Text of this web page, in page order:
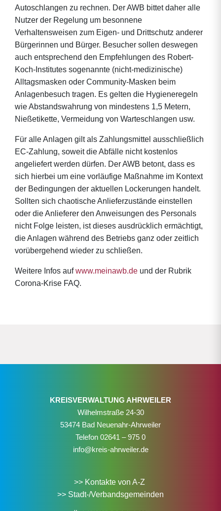
Autoschlangen zu rechnen. Der AWB bittet daher alle
Nutzer der Regelung um besonnene
Verhaltensweisen zum Eigen- und Drittschutz anderer
Bürgerinnen und Bürger. Besucher sollen deswegen
auch entsprechend den Empfehlungen des Robert-
Koch-Institutes sogenannte (nicht-medizinische)
Alltagsmasken oder Community-Masken beim
Anlagenbesuch tragen. Es gelten die Hygieneregeln
wie Abstandswahrung von mindestens 1,5 Metern,
Nießetikette, Vermeidung von Warteschlangen usw.
Für alle Anlagen gilt als Zahlungsmittel ausschließlich
EC-Zahlung, soweit die Abfälle nicht kostenlos
angeliefert werden dürfen. Der AWB betont, dass es
sich hierbei um eine vorläufige Maßnahme im Kontext
der Bedingungen der aktuellen Lockerungen handelt.
Sollten sich chaotische Anlieferzustände einstellen
oder die Anlieferer den Anweisungen des Personals
nicht Folge leisten, ist dieses ausdrücklich ermächtigt,
die Anlagen während des Betriebs ganz oder zeitlich
vorübergehend wieder zu schließen.
Weitere Infos aufwww.meinawb.de und der Rubrik
Corona-Krise FAQ.
KREISVERWALTUNG AHRWEILER
Wilhelmstraße 24-30
53474 Bad Neuenahr-Ahrweiler
Telefon 02641 – 975 0
info@kreis-ahrweiler.de
>> Kontakte von A-Z
>> Stadt-/Verbandsgemeinden